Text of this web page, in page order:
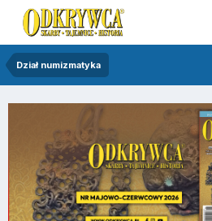
Dział numizmatyka